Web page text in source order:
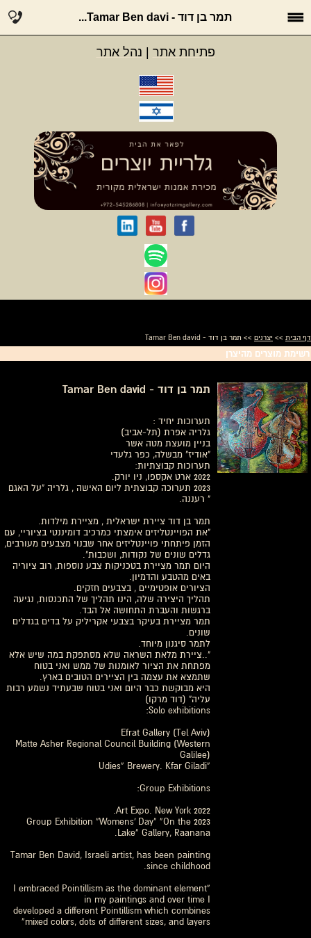
תמר בן דוד - Tamar Ben davi...
פתיחת אתר נהל אתר
דף הבית >> יצרנים >> תמר בן דוד - Tamar Ben david
רשימת מוצרים מהיצרן
תמר בן דוד - Tamar Ben david
תערוכות יחיד :
גלריה אפרת (תל-אביב)
בניין מועצת מטה אשר
"אודיז" מבשלה, כפר גלעדי
תערוכות קבוצתיות:
2022 ארט אקספו, ניו יורק.
2023 תערוכה קבוצתית ליום האישה , גלריה "על האגם
" רעננה.
תמר בן דוד ציירת ישראלית , מציירת מילדות.
"את הפויינטליזים אימצתי כמרכיב דומיננטי בציוריי, עם
הזמן פיתחתי פויינטליזים אחר שבנוי מצבעים מעורבים,
גדלים שונים של נקודות, ושכבות".
היום תמר מציירת בטכניקות צבע נוספות, רוב ציוריה
באים מהטבע והדמיון.
הציורים אופטימיים , בצבעים חזקים.
תהליך היצירה שלה, הינו תהליך של התכנסות, נגיעה
ברגשות והעברת התחושה אל הבד.
תמר מציירת בעיקר בצבעי אקריליק על בדים בגדלים
שונים.
לתמר סיגנון מיוחד.
"..ציירת מלאת השראה שלא מסתפקת במה שיש אלא
מפתחת את הציור לאומנות של ממש ואני בטוח
שתמצא את עצמה בין הציירים הטובים בארץ.
היא מבוקשת כבר היום ואני בטוח שבעתיד נשמע רבות
עליה" (דוד מרקו)
Solo exhibitions:
Efrat Gallery (Tel Aviv)
Matte Asher Regional Council Building (Western
Galilee)
“Udies” Brewery. Kfar Giladi
Group Exhibitions:
2022 Art Expo. New York.
2023 Group Exhibition “Womens’ Day” “On the
Lake” Gallery, Raanana.
Tamar Ben David, Israeli artist, has been painting
since childhood.
“I embraced Pointillism as the dominant element
in my paintings and over time I
developed a different Pointillism which combines
mixed colors, dots of different sizes, and layers”